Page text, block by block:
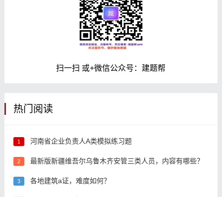
扫一扫 或+微信公众号：建题帮
热门阅读
1 河南省企业负责人A类模拟练习题
2 最新版新疆维吾尔乌鲁木齐安管三类人员，内容有哪些？
3 各地建筑a证，难度如何？